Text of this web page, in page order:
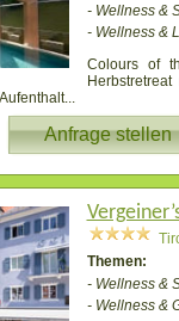
- Wellness &
- Wellness &
Colours of
...
Anfrage stellen
Themen:
- Wellness &
- Wellness &